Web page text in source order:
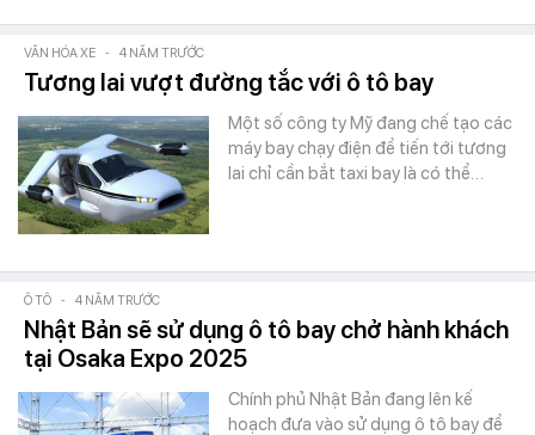
VĂN HÓA XE - 4 NĂM TRƯỚC
Tương lai vượt đường tắc với ô tô bay
Một số công ty Mỹ đang chế tạo các
máy bay chạy điện để tiến tới tương
lai chỉ cần bắt taxi bay là có thể…
Ô TÔ - 4 NĂM TRƯỚC
Nhật Bản sẽ sử dụng ô tô bay chở hành khách
tại Osaka Expo 2025
Chính phủ Nhật Bản đang lên kế
hoạch đưa vào sử dụng ô tô bay để